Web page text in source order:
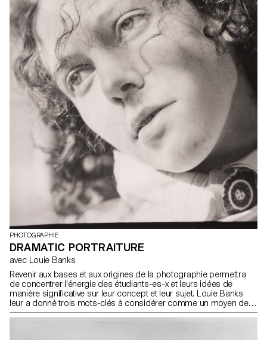
PHOTOGRAPHIE
DRAMATIC PORTRAITURE
avec Louie Banks
Revenir aux bases et aux origines de la photographie permettra
de concentrer l'énergie des étudiants-es-x et leurs idées de
manière significative sur leur concept et leur sujet. Louie Banks
leur a donné trois mots-clés à considérer comme un moyen de
montrer des photographies qui ont plus d’impact que ce que l’on
peut attendre des éditoriaux et campagnes d’aujourd’hui. Les
étudiants-es-x étaient libres de s'appuyer sur l’un des mots-clés